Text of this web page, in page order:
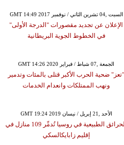
GMT 14:49 2017 السبت ,04 تشرين الثاني / نوفمبر
الإعلان عن تجديد مقصورات "الدرجة الأولى"
في الخطوط الجوية البريطانية
GMT 14:26 2020 الجمعة ,07 شباط / فبراير
"تعز" ضحية الحرب الأكبر قتلى بالمئات وتدمير
ونهب الممتلكات وانعدام الخدمات
GMT 19:24 2019 الأحد ,21 إبريل / نيسان
الحرائق الطبيعية في روسيا تُدمِّر 109 منازل في
إقليم زابايكالسكي